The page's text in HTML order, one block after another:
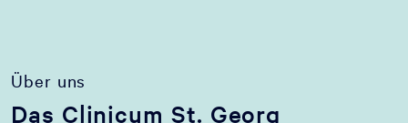
Über uns
Das Clinicum St. Georg